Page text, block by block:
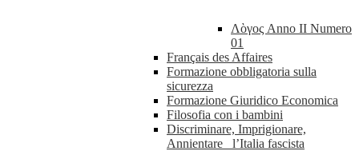
Λὸγος Anno II Numero
01
Français des Affaires
Formazione obbligatoria sulla
sicurezza
Formazione Giuridico Economica
Filosofia con i bambini
Discriminare, Imprigionare,
Annientare_ l’Italia fascista